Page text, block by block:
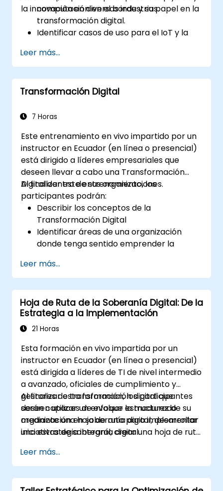
la innovación en diversas industrias.
computación en el borde y su papel en la
transformación digital.
Identificar casos de uso para el IoT y la
de manufactura, logística y energía.
Diferenciar entre las arquitecturas y
escenarios de implementación de la
computación en el borde y en la nube.
en el borde para el mantenimiento
tiempo real.
Leer más...
Transformación Digital
7 Horas
Este entrenamiento en vivo impartido por un
instructor en Ecuador (en línea o presencial)
está dirigido a líderes empresariales que
deseen llevar a cabo una Transformación
Digital dentro de sus organizaciones.
Al finalizar este entrenamiento, los
participantes podrán:
Describir los conceptos de la
Transformación Digital
Identificar áreas de una organización
donde tenga sentido emprender la
Diseñar una estrategia de digitalización
que describa los cambios necesarios en
procesos, tecnología y capacitación.
Leer más...
Hoja de Ruta de la Soberanía Digital: De la
Estrategia a la Implementación
21 Horas
Esta formación en vivo impartida por un
instructor en Ecuador (en línea o presencial)
está dirigida a líderes de TI de nivel intermedio
a avanzado, oficiales de cumplimiento y
gestores de transformación digital que
deseen utilizar un enfoque estructurado
mediante una hoja de ruta para implementar
iniciativas de soberanía digital.
Al finalizar esta formación, los participantes
serán capaces de evaluar la madurez de su
organización en soberanía digital, desarrollar
una estrategia integral, crear una hoja de ruta
marcos de gobernanza.
Leer más...